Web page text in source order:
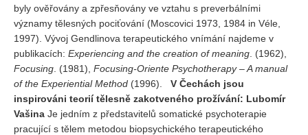
byly ověřovány a zpřesňovány ve vztahu s preverbálními
významy tělesných pociťování (Moscovici 1973, 1984 in Véle,
1997). Vývoj Gendlinova terapeutického vnímání najdeme v
publikacích: Experiencing and the creation of meaning . (1962),
Focusing . (1981), Focusing-Oriente Psychotherapy – A manual
of the Experiential Method (1996). V Čechách jsou
inspirováni teorií tělesně zakotveného prožívání: Lubomír
Vašina Je jedním z představitelů somatické psychoterapie
pracující s tělem metodou biopsychického terapeutického